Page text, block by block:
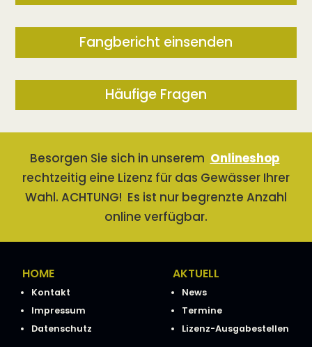
Fangbericht einsenden
Häufige Fragen
Besorgen Sie sich in unserem Onlineshop
rechtzeitig eine Lizenz für das Gewässer Ihrer
Wahl. ACHTUNG! Es ist nur begrenzte Anzahl
online verfügbar.
HOME
Kontakt
Impressum
Datenschutz
AKTUELL
News
Termine
Lizenz-Ausgabestellen